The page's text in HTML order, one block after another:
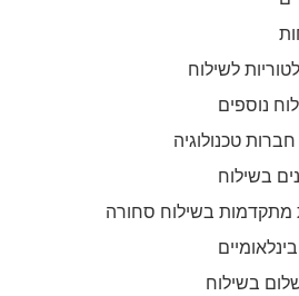
לשילוח
נוספים
טכנולוגיה
בשילוח
מתקדמות בשילוח סחורה
בשילוח